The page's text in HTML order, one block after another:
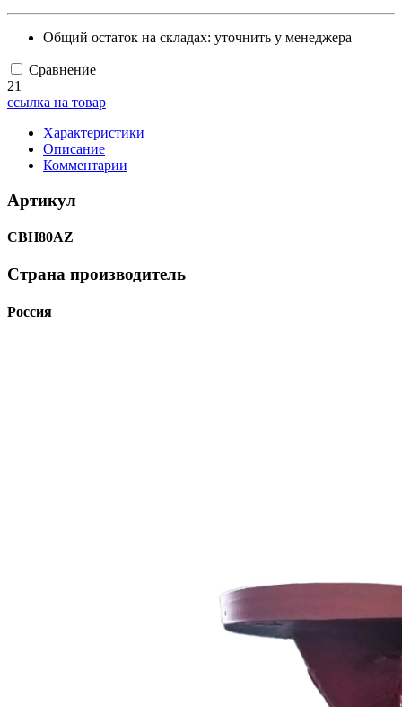
Общий остаток на складах: уточнить у менеджера
Сравнение
21
ссылка на товар
Характеристики
Описание
Комментарии
Артикул
СВН80AZ
Страна производитель
Россия